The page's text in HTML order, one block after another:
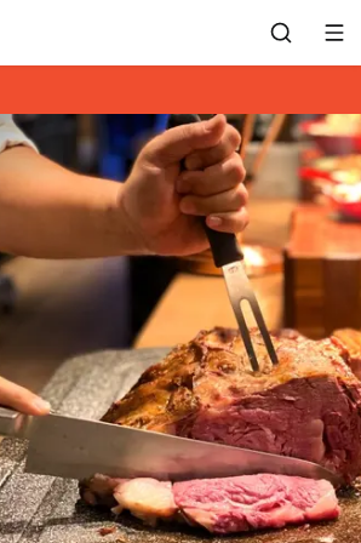
訂位紀錄
餐廳客服
常見問題
EZTABLE 禮物卡
餐廳合作